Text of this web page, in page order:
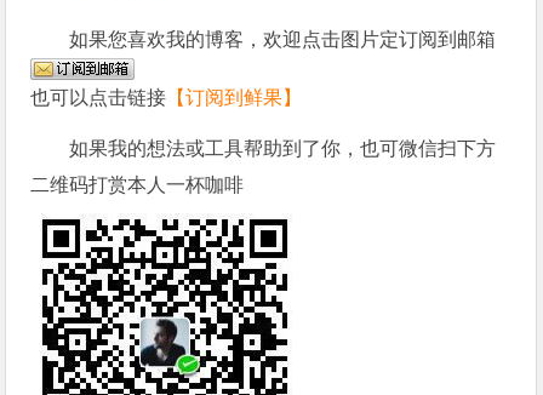
如果您喜欢我的博客，欢迎点击图片定订阅到邮箱
也可以点击链接 【订阅到鲜果】
如果我的想法或工具帮助到了你，也可微信扫下方
二维码打赏本人一杯咖啡